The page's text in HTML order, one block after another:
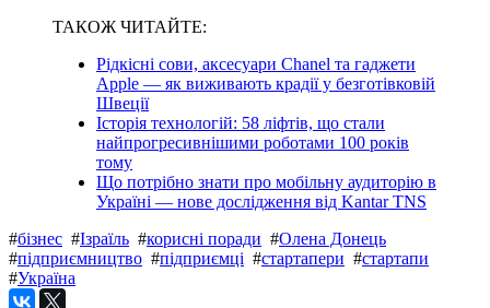
ТАКОЖ ЧИТАЙТЕ:
Рідкісні сови, аксесуари Chanel та гаджети
Apple — як виживають крадії у безготівковій
Швеції
Історія технологій: 58 ліфтів, що стали
найпрогресивнішими роботами 100 років
тому
Що потрібно знати про мобільну аудиторію в
Україні — нове дослідження від Kantar TNS
#бізнес #Ізраїль #корисні поради #Олена Донець
#підприємництво #підприємці #стартапери #стартапи
#Україна